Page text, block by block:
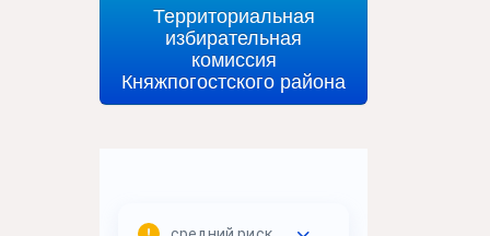
Территориальная
избирательная
комиссия
Княжпогостского района